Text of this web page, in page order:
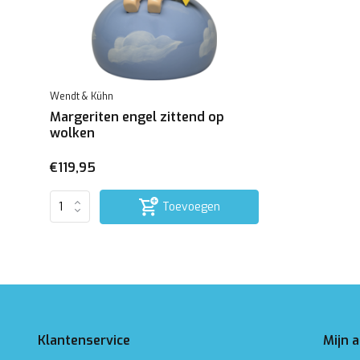
Wendt & Kühn
Margeriten engel zittend op
wolken
€119,95
Toevoegen
Klantenservice Mijn